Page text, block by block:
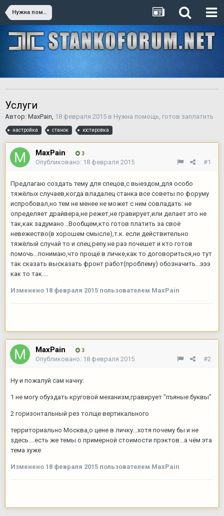
Нужна помощь, готов заплатить
Услуги
Автор: MaxPain, 18 февраля 2015 в Нужна помощь, готов заплатить
настройка станок юстировка
MaxPain 3
#1
Опубликовано: 18 февраля 2015
Предлагаю создать тему для спецов,с выездом,для особо
тяжёлых случаев,когда владалец станка все советы по форуму
испробовал,но тем не менее не может с ним совладать: не
определяет драйвера,не режет,не гравирует,или делает это не
так,как задумано...Вообщем,кто готов платить за своё
невежество(в хорошем смысле),т.к. если действительно
тяжёлый случай то и спец репу не раз почешет и кто готов
помочь...понимаю,что прощё в личке,как то договориться,но тут
так сказать высказать фронт работ(проблему) обозначить...эээ
как то так....
Изменено 18 февраля 2015 пользователем MaxPain
MaxPain 3
#2
Опубликовано: 18 февраля 2015
Ну и пожалуй сам начну:
1 не могу обуздать круговой механизм,гравирует "пъяные буквы"
2 горизонтальный рез толще вертикального
территориально Москва,о цене в личку...хотя почему бы и не
здесь....есть же темы о примерной стоимости прэктов...а чём эта
тема хуже
Изменено 18 февраля 2015 пользователем MaxPain